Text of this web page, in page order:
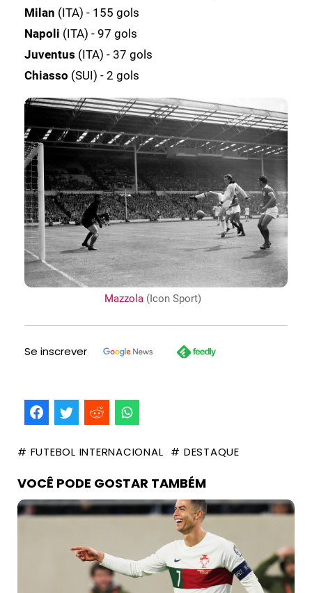
Milan (ITA) - 155 gols
Napoli (ITA) - 97 gols
Juventus (ITA) - 37 gols
Chiasso (SUI) - 2 gols
Mazzola(Icon Sport)
Se inscrever
# FUTEBOL INTERNACIONAL # DESTAQUE
VOCÊ PODE GOSTAR TAMBÉM